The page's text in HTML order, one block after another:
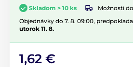
Skladom > 10 ks
Možnosti
Objednávky do 7. 8. 09:00,
utorok 11. 8.
1,62 €